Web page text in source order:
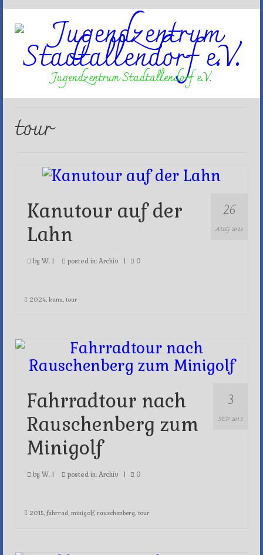
Jugendzentrum Stadtallendorf e.V.
tour
26
AUG 2024
Kanutour auf der
Lahn
by W. | posted in: Archiv | 0
2024 kanu tour
3
SEP 2015
Fahrradtour nach
Rauschenberg zum
Minigolf
by W. | posted in: Archiv | 0
2015 fahrrad minigolf, rauschenberg tour